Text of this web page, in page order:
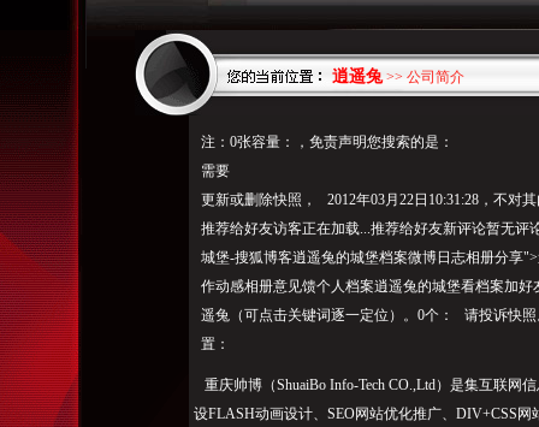
逍遥兔>> 公司简介
注：0张容量：，免责声明您搜索的是：
需要
更新或删除快照， 2012年03月22日10:31:28，不对
推荐给好友访客正在加载...推荐给好友新评论暂无
城堡-搜狐博客逍遥兔的城堡档案微博日志相册分享
作动感相册意见馈个人档案逍遥兔的城堡看档案加
遥兔（可点击关键词逐一定位）。0个： 请投诉
置：
重庆帅博（ShuaiBo Info-Tech CO.,Ltd）是集互联网
设FLASH动画设计、SEO网站优化推广、DIV+CSS